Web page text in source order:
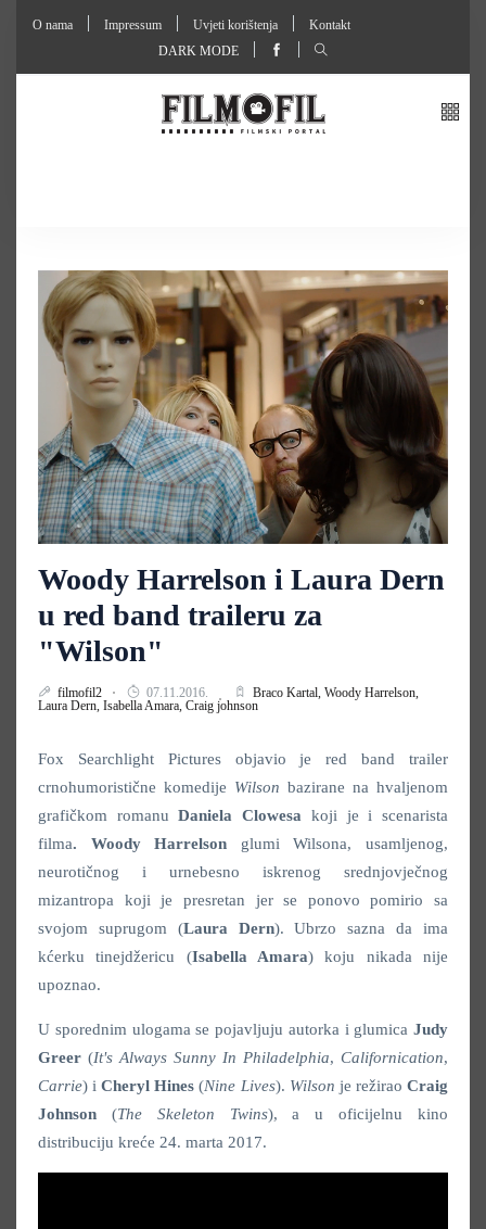
O nama Impressum Uvjeti korištenja
Kontakt
DARK MODE
Woody Harrelson i Laura Dern
u red band traileru za
"Wilson"
filmofil2 07.11.2016. Braco Kartal, Woody Harrelson,
Laura Dern, Isabella Amara, Craig johnson
Fox Searchlight Pictures objavio je red band trailer
crnohumoristične komedije Wilson bazirane na hvaljenom
grafičkom romanuDaniela Clowesa koji je i scenarista
filma. Woody Harrelson glumi Wilsona, usamljenog,
neurotičnog i urnebesno iskrenog srednjovječnog
mizantropa koji je presretan jer se ponovo pomirio sa
svojom suprugom (Laura Dern). Ubrzo sazna da ima
kćerku tinejdžericu (Isabella Amara) koju nikada nije
upoznao.
U sporednim ulogama se pojavljuju autorka i glumica Judy
Greer (It's Always Sunny In Philadelphia, Californication,
Carrie) i Cheryl Hines (Nine Lives). Wilson je režiraoCraig
Johnson (The Skeleton Twins), a u oficijelnu kino
distribuciju kreće 24. marta 2017.